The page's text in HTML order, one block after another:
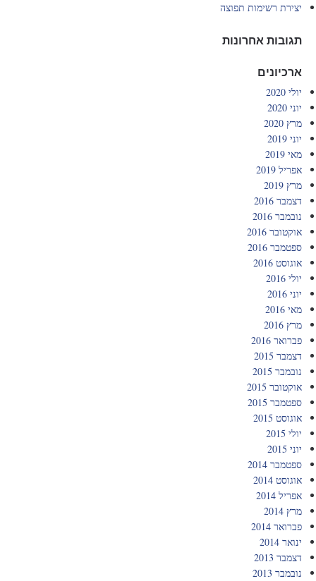
יצירת רשימות תפוצה
תגובות אחרונות
ארכיונים
יולי 2020
יוני 2020
מרץ 2020
יוני 2019
מאי 2019
אפריל 2019
מרץ 2019
דצמבר 2016
נובמבר 2016
אוקטובר 2016
ספטמבר 2016
אוגוסט 2016
יולי 2016
יוני 2016
מאי 2016
מרץ 2016
פברואר 2016
דצמבר 2015
נובמבר 2015
אוקטובר 2015
ספטמבר 2015
אוגוסט 2015
יולי 2015
יוני 2015
ספטמבר 2014
אוגוסט 2014
אפריל 2014
מרץ 2014
פברואר 2014
ינואר 2014
דצמבר 2013
נובמבר 2013